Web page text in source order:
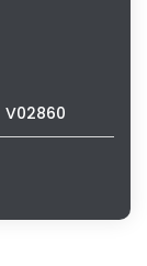
V02860